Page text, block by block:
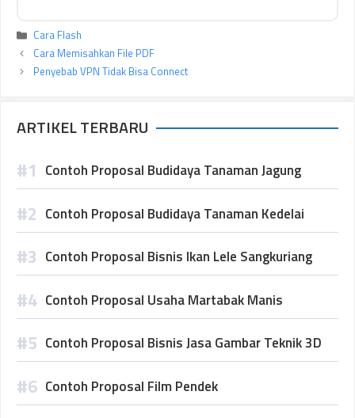
Kategori
Cara Flash
Cara Memisahkan File PDF
Penyebab VPN Tidak Bisa Connect
ARTIKEL TERBARU
Contoh Proposal Budidaya Tanaman Jagung
Contoh Proposal Budidaya Tanaman Kedelai
Contoh Proposal Bisnis Ikan Lele Sangkuriang
Contoh Proposal Usaha Martabak Manis
Contoh Proposal Bisnis Jasa Gambar Teknik 3D
Contoh Proposal Film Pendek